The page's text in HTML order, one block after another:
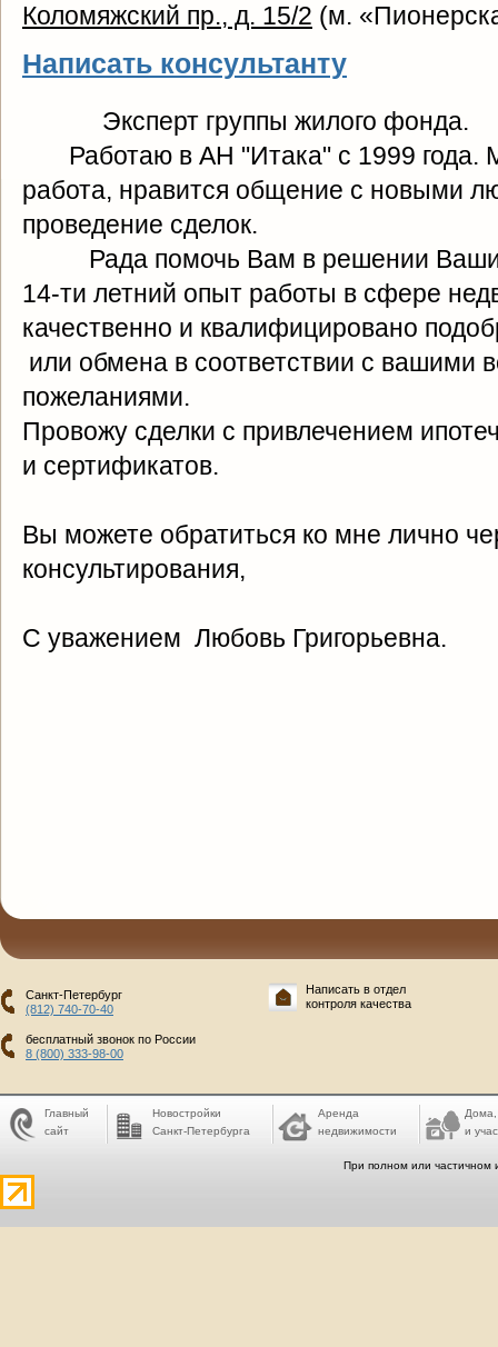
Коломяжский пр., д. 15/2 (м.
Написать консультанту
Эксперт группы жилого фонда.
Работаю в АН "Итака" с 1999 года.
работа, нравится общение с новыми
проведение сделок.
Рада помочь Вам в решении
14-ти летний опыт работы в сфере
качественно и квалифицировано
или обмена в соответствии с вашими
пожеланиями.
Провожу сделки с привлечением
и сертификатов.
Вы можете обратиться ко мне лично
консультирования,
С уважением Любовь Григорьевна.
Санкт-Петербург
(812) 740-70-40
бесплатный звонок по России
8 (800) 333-98-00
Написать в отдел
контроля качества
Главный
сайт
Новостройки
Санкт-Петербурга
Аренда
недвижимости
Дома,
и
При полном или частичном